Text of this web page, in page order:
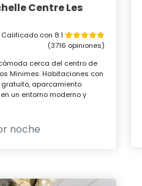
Centre Les
Calificado con 8.1
(3716 opiniones)
cerca del centro de
Minimes. Habitaciones con
aparcamiento
un entorno moderno y
noche